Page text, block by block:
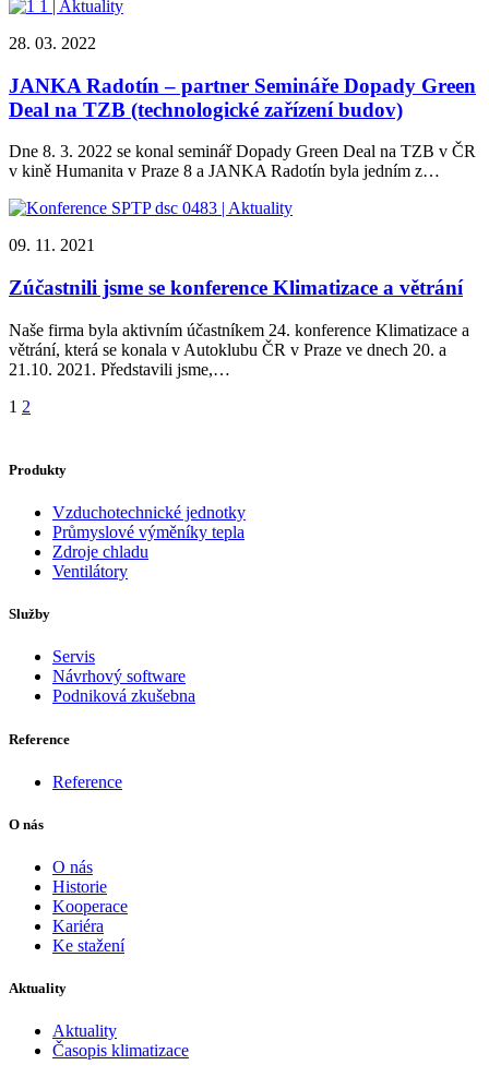
28. 03. 2022
JANKA Radotín – partner Semináře Dopady Green
Deal na TZB (technologické zařízení budov)
Dne 8. 3. 2022 se konal seminář Dopady Green Deal na TZB v ČR
v kině Humanita v Praze 8 a JANKA Radotín byla jedním z…
09. 11. 2021
Zúčastnili jsme se konference Klimatizace a větrání
Naše firma byla aktivním účastníkem 24. konference Klimatizace a
větrání, která se konala v Autoklubu ČR v Praze ve dnech 20. a
21.10. 2021. Představili jsme,…
1 2
Produkty
Vzduchotechnické jednotky
Průmyslové výměníky tepla
Zdroje chladu
Ventilátory
Služby
Servis
Návrhový software
Podniková zkušebna
Reference
Reference
O nás
O nás
Historie
Kooperace
Kariéra
Ke stažení
Aktuality
Aktuality
Časopis klimatizace